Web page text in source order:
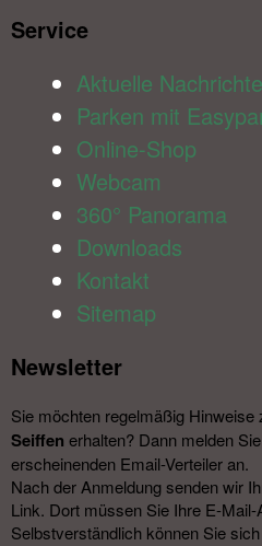
Service​
Aktuelle
Parken mit
Online-Shop
Webcam
360° Panorama
Downloads
Kontakt
Sitemap
Newsletter​
Sie möchten regelmäßig Hinweise
Seiffen erhalten? Dann melden
erscheinenden Email-Verteiler an.
Nach der Anmeldung senden wir
Link. Dort müssen Sie Ihre E-
Selbstverständlich können Sie